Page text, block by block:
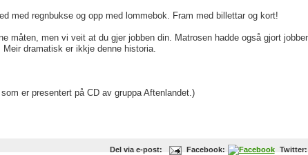
med regnbukse og opp med lommebok. Fram med billettar og kort!
måten, men vi veit at du gjer jobben din. Matrosen hadde også gjort
dramatisk er ikkje denne historia.
er presentert på CD av gruppa Aftenlandet.)
Del via e-post: Facebook: Twitter: